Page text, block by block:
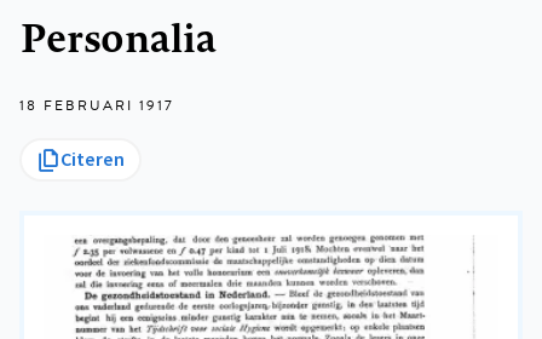
Personalia
18 FEBRUARI 1917
Citeren